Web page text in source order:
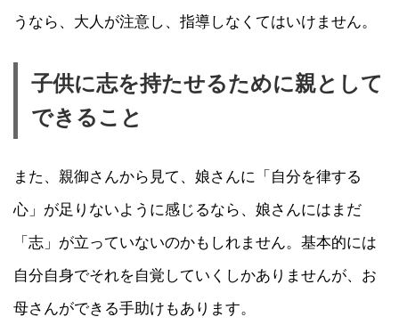
うなら、大人が注意し、指導しなくてはいけません。
子供に志を持たせるために親として
できること
また、親御さんから見て、娘さんに「自分を律する
心」が足りないように感じるなら、娘さんにはまだ
「志」が立っていないのかもしれません。基本的には
自分自身でそれを自覚していくしかありませんが、お
母さんができる手助けもあります。